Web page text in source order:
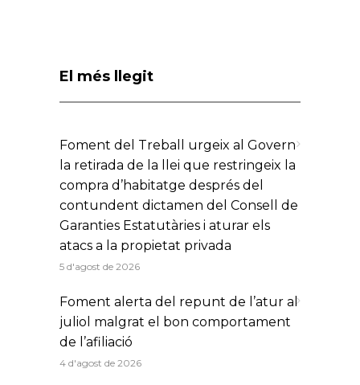
El més llegit
Foment del Treball urgeix al Govern
la retirada de la llei que restringeix la
compra d’habitatge després del
contundent dictamen del Consell de
Garanties Estatutàries i aturar els
atacs a la propietat privada
5 d'agost de 2026
Foment alerta del repunt de l’atur al
juliol malgrat el bon comportament
de l’afiliació
4 d'agost de 2026